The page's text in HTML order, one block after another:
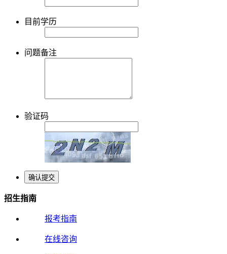
目前学历
问题备注
验证码
招生指南
报考指南
在线咨询